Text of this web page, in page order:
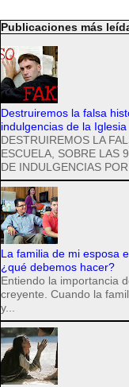
Publicaciones más
Destruiremos la falsa
indulgencias de la Iglesia
DESTRUIREMOS LA
ESCUELA, SOBRE LAS
DE INDULGENCIAS POR
La familia de mi esposa
¿qué debemos hacer?
Entiendo la importancia
creyente. Cuando la
y...